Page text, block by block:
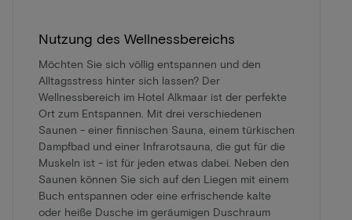
Nutzung des Wellnessbereichs
Möchten Sie sich völlig entspannen und den
Alltagsstress hinter sich lassen? Der
Wellnessbereich im Hotel Alkmaar ist der perfekte
Ort zum Entspannen. Mit drei verschiedenen
Saunen - einer finnischen Sauna, einem türkischen
Dampfbad und einer Infrarotsauna, die gut für die
Muskeln ist - ist für jeden etwas dabei. Neben den
Saunen können Sie sich auf den Liegen mit einem
Buch entspannen oder eine erfrischende kalte
oder heiße Dusche im geräumigen Duschraum